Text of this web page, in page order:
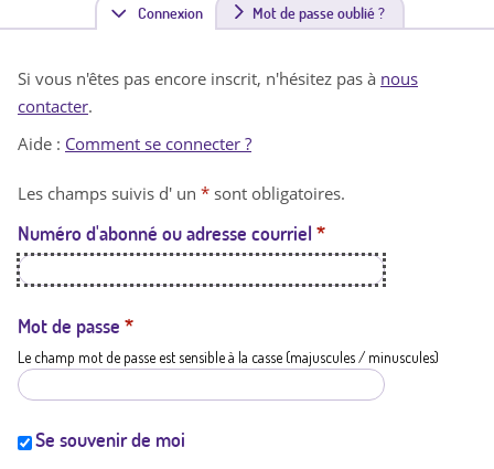
Connexion(
n
t
a
t
i
Mot de passe oublié ?
Si vous n'êtes pas encore inscrit, n'hésitez pas à nous
contacter.
Aide : Comment se connecter ?
Les champs suivis d' un * sont obligatoires.
Numéro d'abonné ou adresse courriel *
Mot de passe *
Le champ mot de passe est sensible à la casse (majuscules / minuscules)
Se souvenir de moi